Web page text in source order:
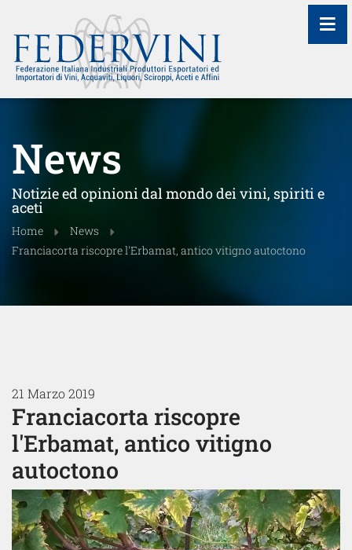
News
Notizie ed opinioni dal mondo dei vini, spiriti e
aceti
Home
News
Franciacorta riscopre l'Erbamat, antico vitigno autoctono
21 Marzo 2019
Franciacorta riscopre
l'Erbamat, antico vitigno
autoctono
≡